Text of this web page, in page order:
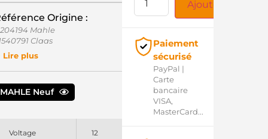
Origine :
Mahle
Claas
Claas
PSH
Mahle
Mahle
Mahle
Lire plus
MAHLE Neuf
Voltage 12
Ajouter au
Paiement
sécurisé
PayPal |
Carte
bancaire
VISA,
MasterCard...